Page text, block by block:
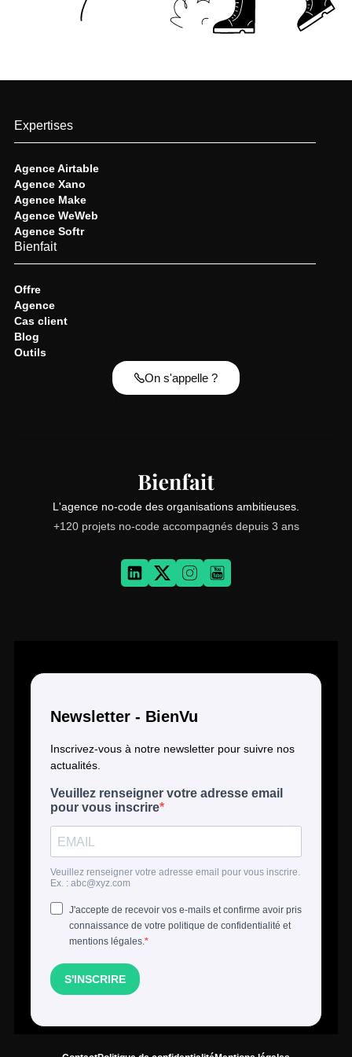
L'agence no-code des organisations ambitieuses.
+120 projets no-code accompagnés depuis 3 ans
Expertises
Agence Airtable
Agence Xano
Agence Make
Agence WeWeb
Agence Softr
Bienfait
Offre
Agence
Cas client
Blog
Outils
On s'appelle ?